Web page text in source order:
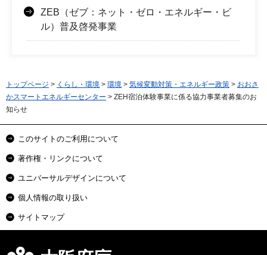
ZEB（ゼブ：ネット・ゼロ・エネルギー・ビ
ル）普及啓発事業
トップページ > くらし・環境 > 環境 > 気候変動対策・エネルギー政策 > おおさ
かスマートエネルギーセンター > ZEH宿泊体験事業に係る協力事業者募集のお
知らせ
このサイトのご利用について
著作権・リンクについて
ユニバーサルデザインについて
個人情報の取り扱い
サイトマップ